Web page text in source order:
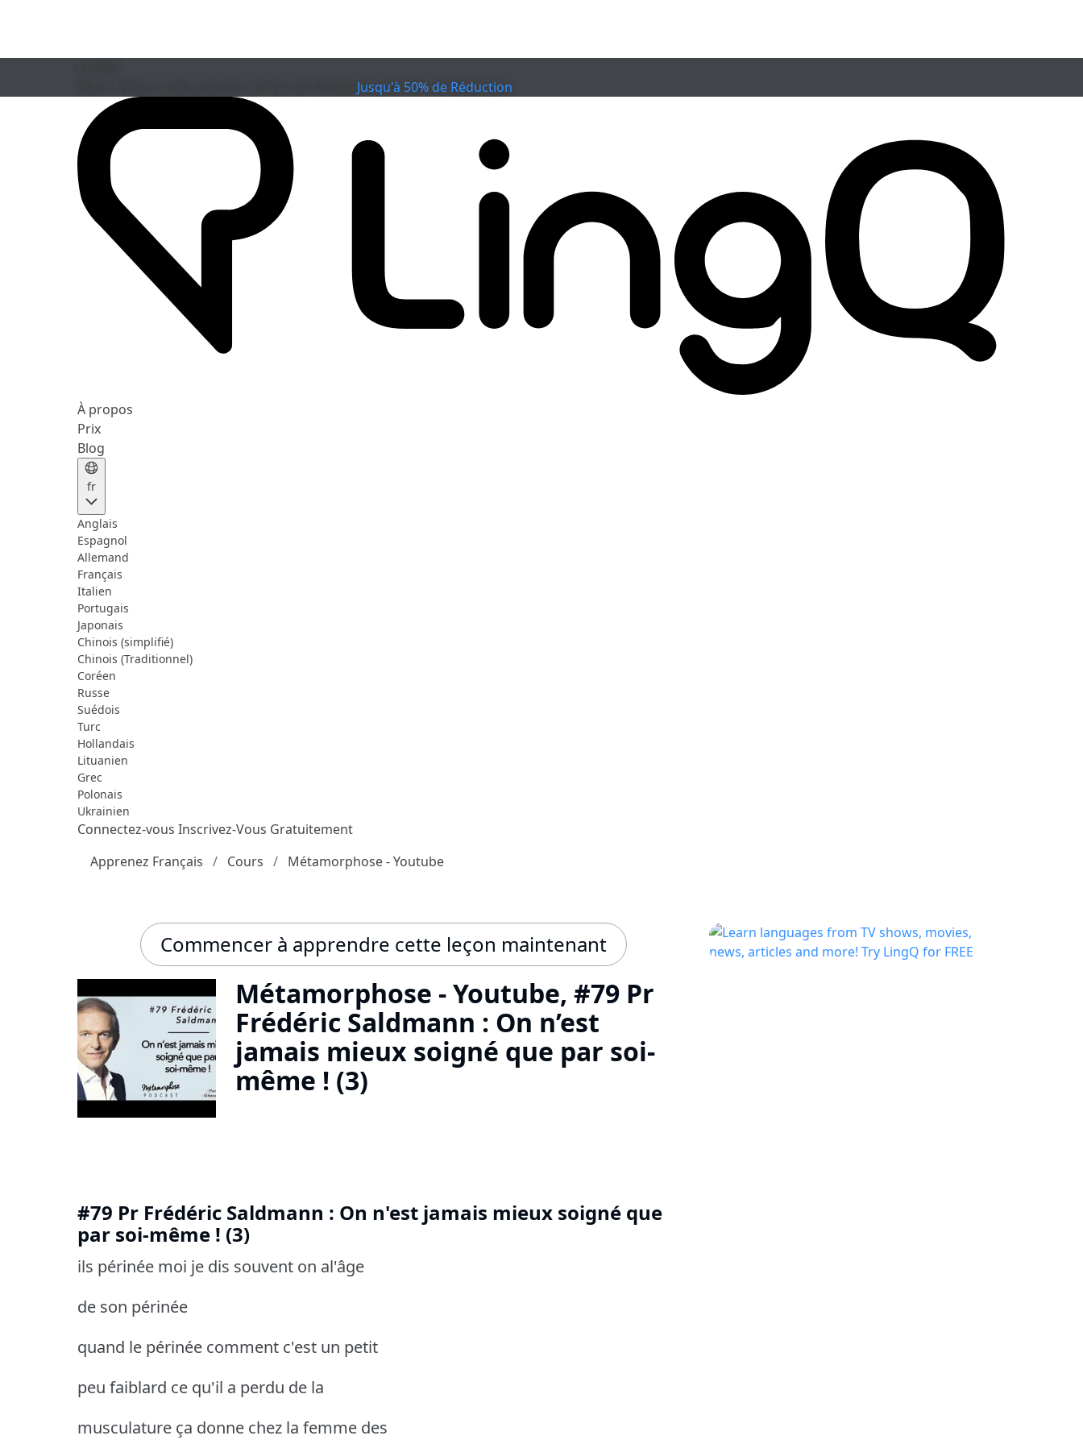
Jusqu'à 50% de Réduction
À propos
Prix
Blog
fr
Anglais
Espagnol
Allemand
Français
Italien
Portugais
Japonais
Chinois (simplifié)
Chinois (Traditionnel)
Coréen
Russe
Suédois
Turc
Hollandais
Lituanien
Grec
Polonais
Ukrainien
Connectez-vous Inscrivez-Vous Gratuitement
Apprenez Français
Cours Métamorphose - Youtube
Commencer à apprendre cette leçon maintenant
Métamorphose - Youtube, #79 Pr
Frédéric Saldmann : On n’est
jamais mieux soigné que par soi-
même ! (3)
#79 Pr Frédéric Saldmann : On n'est jamais mieux soigné que
par soi-même ! (3)
ils périnée moi je dis souvent on al'âge
de son périnée
quand le périnée comment c'est un petit
peu faiblard ce qu'il a perdu de la
musculature ça donne chez la femme des